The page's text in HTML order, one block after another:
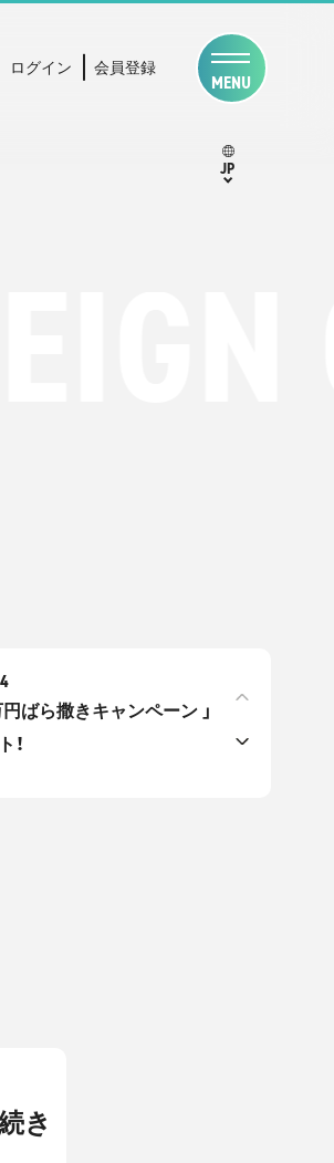
ログイン 会員登録
MENU
JP
円ばら撒きキャンペーン 」
！
き